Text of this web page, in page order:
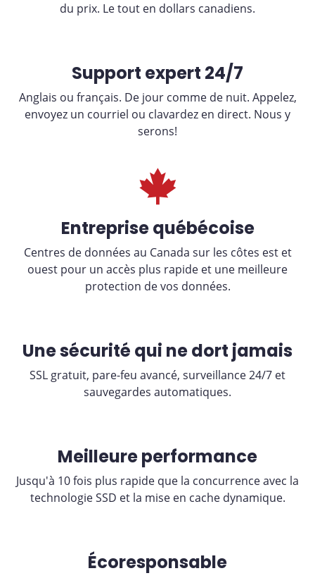
du prix. Le tout en dollars canadiens.
Support expert 24/7
Anglais ou français. De jour comme de nuit. Appelez,
envoyez un courriel ou clavardez en direct. Nous y
serons!
Entreprise québécoise
Centres de données au Canada sur les côtes est et
ouest pour un accès plus rapide et une meilleure
protection de vos données.
Une sécurité qui ne dort jamais
SSL gratuit, pare-feu avancé, surveillance 24/7 et
sauvegardes automatiques.
Meilleure performance
Jusqu'à 10 fois plus rapide que la concurrence avec la
technologie SSD et la mise en cache dynamique.
Écoresponsable